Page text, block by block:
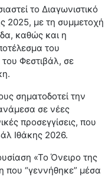
το Διαγωνιστικό
2025, με τη συμμετοχή
καθώς και η
του
του Φεστιβάλ, σε
σηματοδοτεί την
σε νέες
προσεγγίσεις, που
Ιθάκης 2026.
«Το Όνειρο της
που “γεννήθηκε” μέσα